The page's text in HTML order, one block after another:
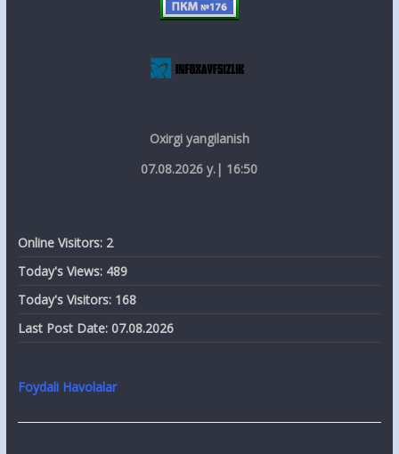
Oxirgi yangilanish
07.08.2026 y.| 16:50
Online Visitors: 2
Today's Views: 489
Today's Visitors: 168
Last Post Date: 07.08.2026
Foydali Havolalar